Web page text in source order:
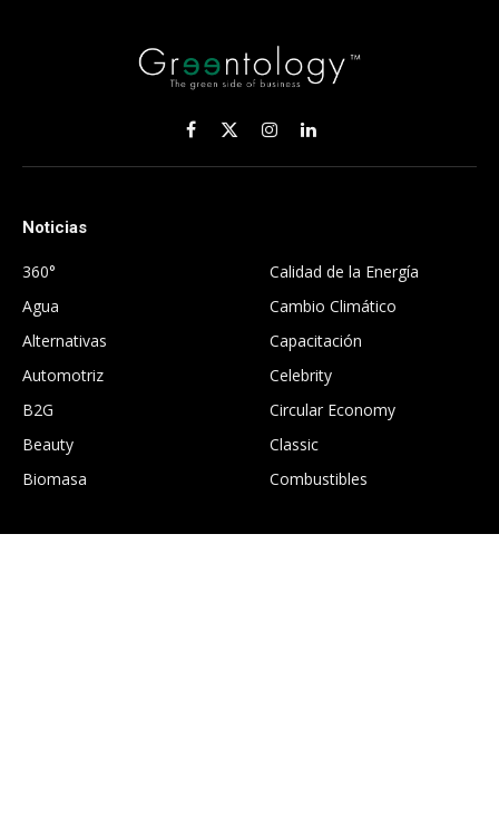
Facebook
X
(Twitter)
InstagramLinkedIn
Noticias
360°
Agua
Alternativas
Automotriz
B2G
Beauty
Biomasa
Calidad de la Energía
Cambio Climático
Capacitación
Celebrity
Circular Economy
Classic
Combustibles
.